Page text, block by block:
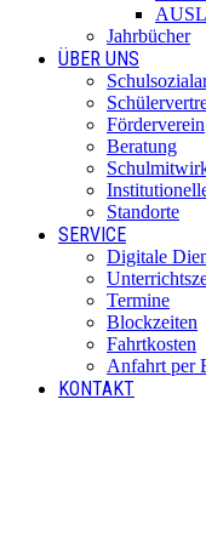
Jahrbücher
ÜBER UNS
Förderverein
Beratung
Standorte
SERVICE
Digitale
Termine
Blockzeiten
Fahrtkosten
Anfahrt per
KONTAKT